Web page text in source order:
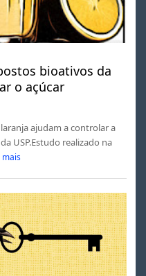
bioativos da
o açúcar
ajudam a controlar a
USP.Estudo realizado na
mais